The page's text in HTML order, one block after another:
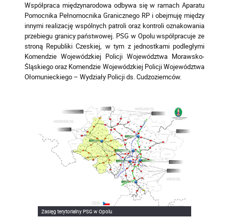
Współpraca międzynarodowa odbywa się w ramach Aparatu
Pomocnika Pełnomocnika Granicznego RP i obejmuję między
innymi realizację wspólnych patroli oraz kontroli oznakowania
przebiegu granicy państwowej. PSG w Opolu współpracuje ze
stroną Republiki Czeskiej, w tym z jednostkami podległymi
Komendzie Wojewódzkiej Policji Województwa Morawsko-
Śląskiego oraz Komendzie Wojewódzkiej Policji Województwa
Ołomunieckiego – Wydziały Policji ds. Cudzoziemców.
Zasięg terytorialny PSG w Opolu